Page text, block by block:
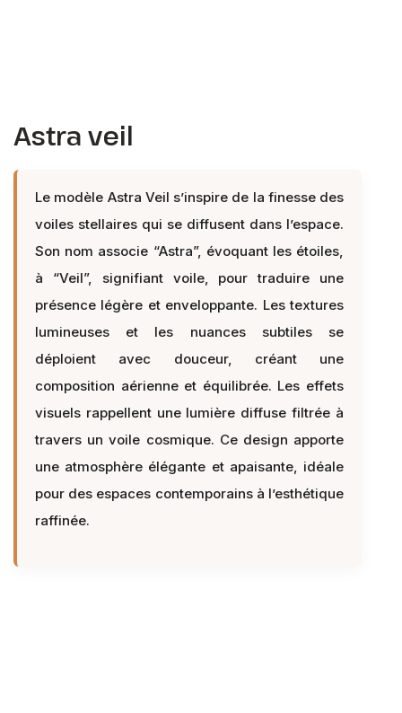
Astra veil
Le modèle Astra Veil s’inspire de la finesse des
voiles stellaires qui se diffusent dans l’espace.
Son nom associe “Astra”, évoquant les étoiles,
à “Veil”, signifiant voile, pour traduire une
présence légère et enveloppante. Les textures
lumineuses et les nuances subtiles se
déploient avec douceur, créant une
composition aérienne et équilibrée. Les effets
visuels rappellent une lumière diffuse filtrée à
travers un voile cosmique. Ce design apporte
une atmosphère élégante et apaisante, idéale
pour des espaces contemporains à l’esthétique
raffinée.